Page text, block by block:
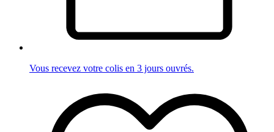
Vous recevez votre colis en 3 jours ouvrés.